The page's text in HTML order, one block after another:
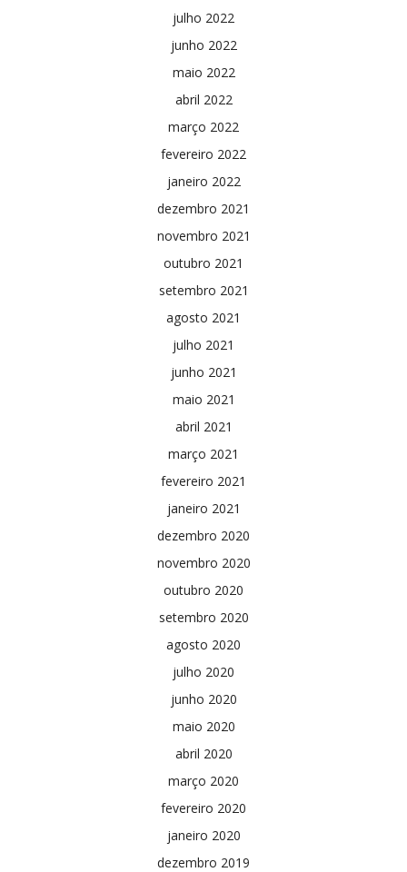
julho 2022
junho 2022
maio 2022
abril 2022
março 2022
fevereiro 2022
janeiro 2022
dezembro 2021
novembro 2021
outubro 2021
setembro 2021
agosto 2021
julho 2021
junho 2021
maio 2021
abril 2021
março 2021
fevereiro 2021
janeiro 2021
dezembro 2020
novembro 2020
outubro 2020
setembro 2020
agosto 2020
julho 2020
junho 2020
maio 2020
abril 2020
março 2020
fevereiro 2020
janeiro 2020
dezembro 2019